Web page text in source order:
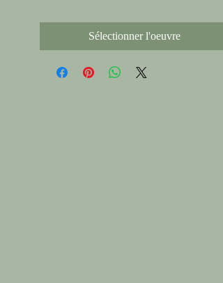
Sélectionner l'oeuvre